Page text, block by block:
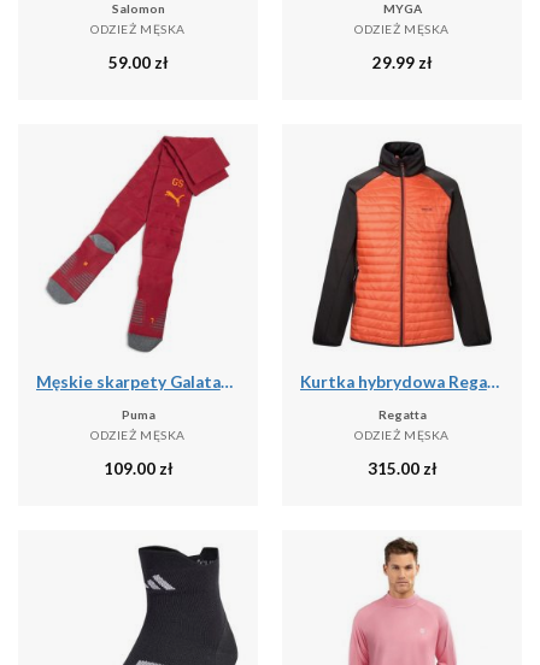
Salomon
ODZIEŻ MĘSKA
59.00zł
MYGA
ODZIEŻ MĘSKA
29.99zł
Męskie skarpety Galatasaray SK 25/26 PUMA
Puma
ODZIEŻ MĘSKA
109.00zł
Kurtka hybrydowa Regatta Clumber
Regatta
ODZIEŻ MĘSKA
315.00zł